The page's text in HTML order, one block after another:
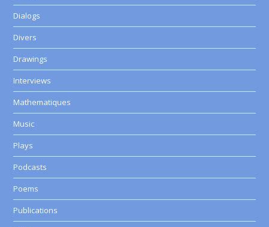
Dialogs
Divers
Drawings
Interviews
Mathematiques
Music
Plays
Podcasts
Poems
Publications